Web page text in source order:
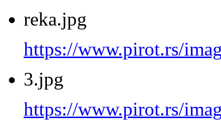
reka.jpg
https://www.pirot.rs/
3.jpg
https://www.pirot.rs/